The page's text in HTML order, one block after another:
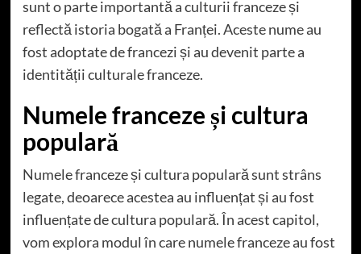
sunt o parte importantă a culturii franceze și
reflectă istoria bogată a Franței. Aceste nume au
fost adoptate de francezi și au devenit parte a
identității culturale franceze.
Numele franceze și cultura
populară
Numele franceze și cultura populară sunt strâns
legate, deoarece acestea au influențat și au fost
influențate de cultura populară. În acest capitol,
vom explora modul în care numele franceze au fost